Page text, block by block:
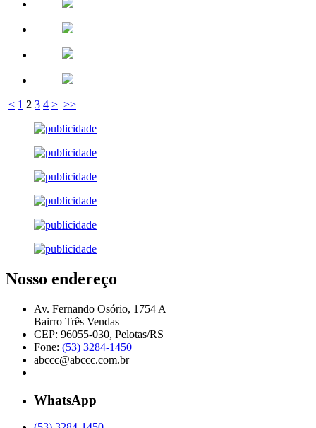
< 1 2 3 4 > >>
Nosso endereço
Av. Fernando Osório, 1754 A
Bairro Três Vendas
CEP: 96055-030, Pelotas/RS
Fone: (53) 3284-1450
abccc@abccc.com.br
WhatsApp